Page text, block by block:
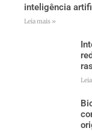
inteligência
Leia mais »